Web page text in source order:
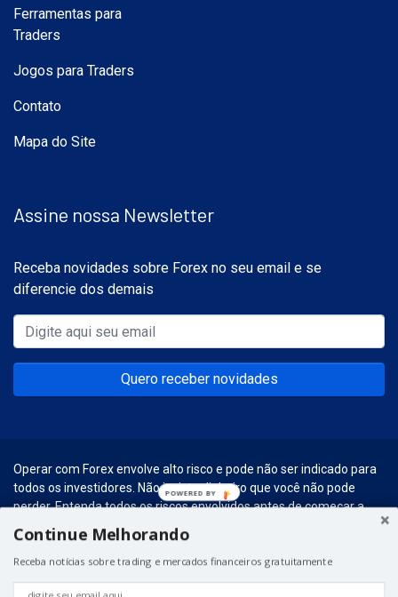
Ferramentas para
Traders
Jogos para Traders
Contato
Mapa do Site
Assine nossa Newsletter
Receba novidades sobre Forex no seu email e se
diferencie dos demais
Quero receber novidades
Operar com Forex envolve alto risco e pode não ser indicado para
todos os investidores. Não invista dinheiro que você não pode
perder. Entenda todos os riscos envolvidos antes de começar a
realizar esse tipo de investimentos.
© 2026 – Forex Social. Graças aHospedagem para WordPress
Continue Melhorando
Receba notícias sobre trading e mercados financeiros gratuitamente
POWERED BY